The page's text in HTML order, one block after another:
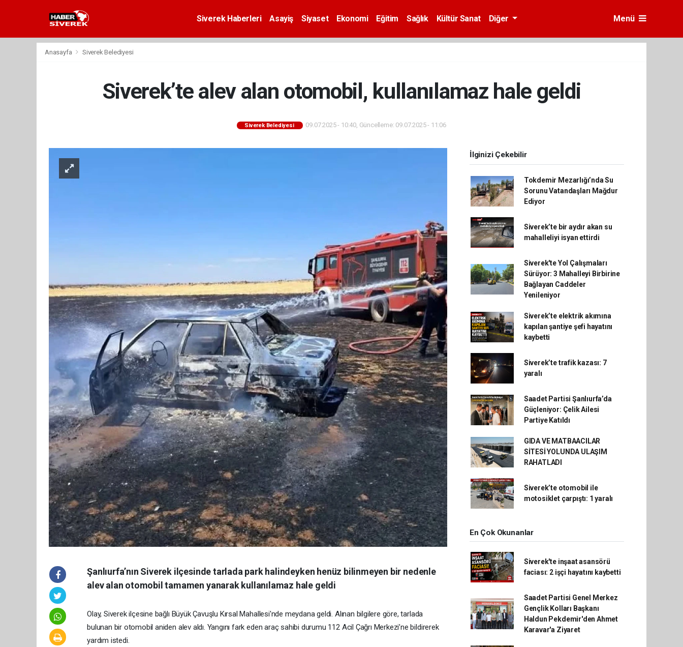
Siverek Haberleri Asayiş Siyaset Ekonomi Eğitim Sağlık Kültür Sanat Diğer Menü
Anasayfa Siverek Belediyesi
Siverek’te alev alan otomobil, kullanılamaz hale geldi
Siverek Belediyesi 09.07.2025 - 10:40, Güncelleme: 09.07.2025 - 11:06
Şanlıurfa’nın Siverek ilçesinde tarlada park halindeyken henüz bilinmeyen bir nedenle
alev alan otomobil tamamen yanarak kullanılamaz hale geldi
Olay, Siverek ilçesine bağlı Büyük Çavuşlu Kırsal Mahallesi'nde meydana geldi. Alınan bilgilere göre, tarlada
bulunan bir otomobil aniden alev aldı. Yangını fark eden araç sahibi durumu 112 Acil Çağrı Merkezi’ne bildirerek
yardım istedi.
İlginizi Çekebilir
Tokdemir Mezarlığı’nda Su
Sorunu Vatandaşları Mağdur
Ediyor
Siverek’te bir aydır akan su
mahalleliyi isyan ettirdi
Siverek'te Yol Çalışmaları
Sürüyor: 3 Mahalleyi Birbirine
Bağlayan Caddeler
Yenileniyor
Siverek’te elektrik akımına
kapılan şantiye şefi hayatını
kaybetti
Siverek’te trafik kazası: 7
yaralı
Saadet Partisi Şanlıurfa’da
Güçleniyor: Çelik Ailesi
Partiye Katıldı
GIDA VE MATBAACILAR
SİTESİ YOLUNDA ULAŞIM
RAHATLADI
Siverek’te otomobil ile
motosiklet çarpıştı: 1 yaralı
En Çok Okunanlar
Siverek'te inşaat asansörü
faciası: 2 işçi hayatını kaybetti
Saadet Partisi Genel Merkez
Gençlik Kolları Başkanı
Haldun Pekdemir'den Ahmet
Karavar'a Ziyaret